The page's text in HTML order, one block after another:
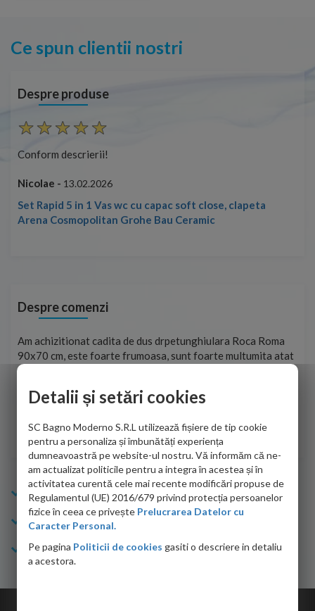
Ce spun clientii nostri
Despre produse
Conform descrierii!
Nicolae - 13.02.2026
Set Rapid 5 in 1 Vas wc cu capac soft close, clapeta
Arena Cosmopolitan Grohe Bau Ceramic
Despre comenzi
Am achizitionat cadita de dus drpetunghiulara Roca Roma
90x70 cm, este foarte frumoasa, sunt foarte multumita atat
de personalul firmei dvs. cu care am colaborat in obtinerea
adus coletul in siguranta.Numai bine, va doresc!
Sofrone Viviana -28.07.2026
Info Bagno
Cumparaturi
Suport clienti
Detalii și setări cookies
SC Bagno Moderno S.R.L utilizează fișiere de tip cookie
pentru a personaliza și îmbunătăți experiența
dumneavoastră pe website-ul nostru. Vă informăm că ne-
am actualizat politicile pentru a integra în acestea și în
activitatea curentă cele mai recente modificări propuse de
Regulamentul (UE) 2016/679 privind protecția persoanelor
fizice în ceea ce privește Prelucrarea Datelor cu
Caracter Personal.
Pe pagina Politicii de cookies gasiti o descriere in detaliu
a acestora.